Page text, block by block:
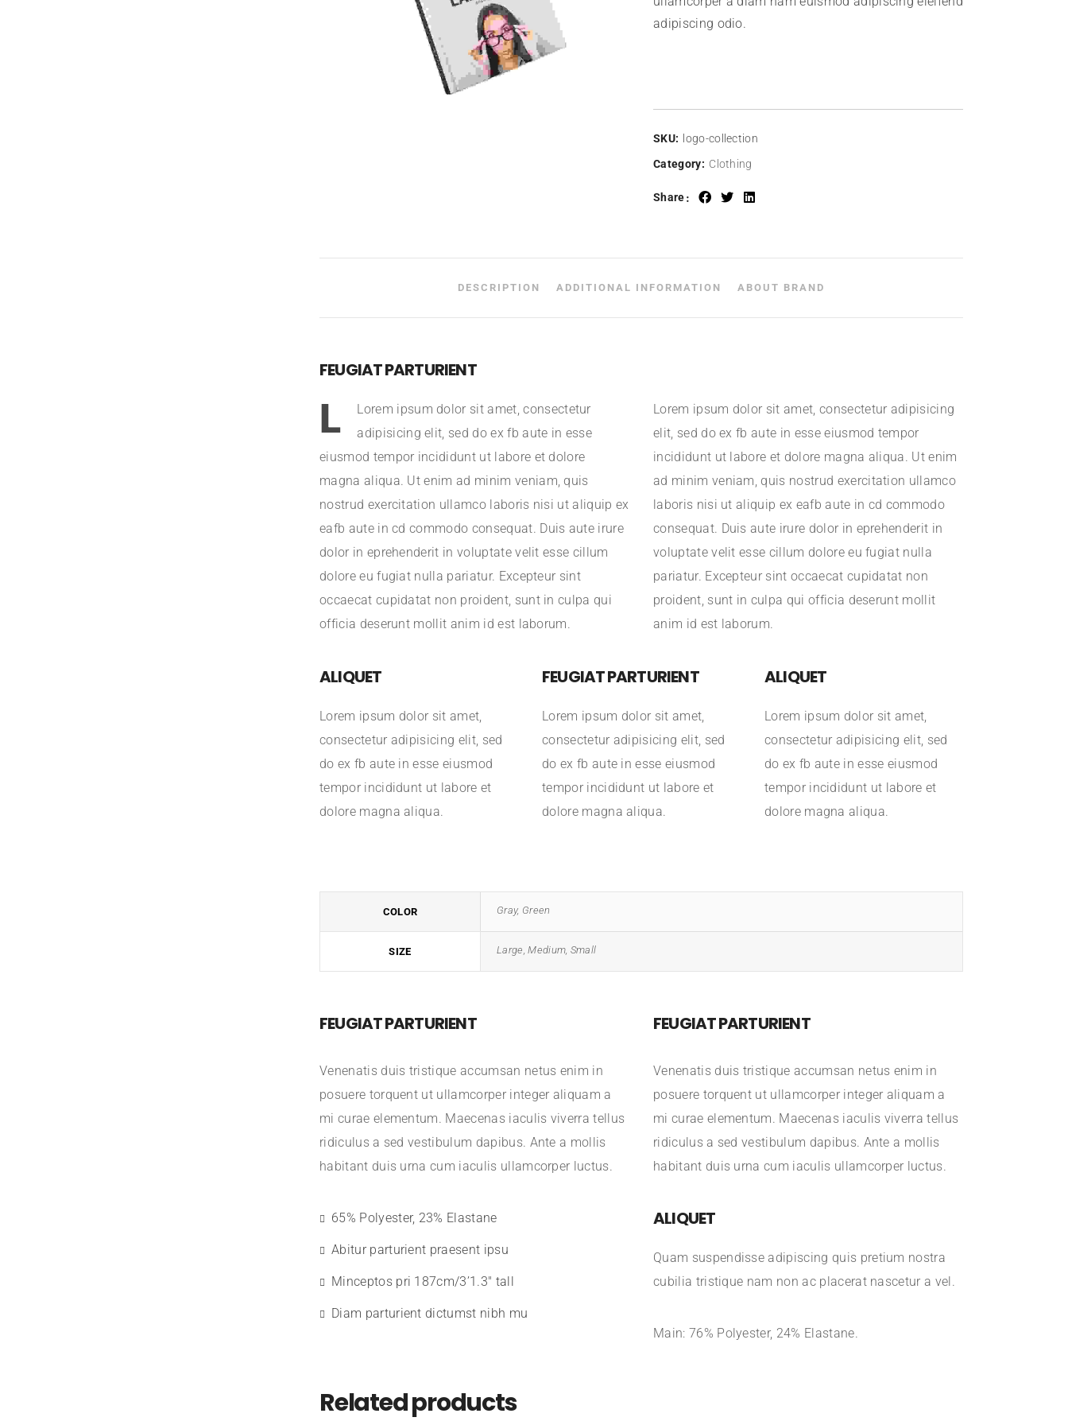
adipiscing odio.
SKU:
logo-collection
Category: Clothing
Share
DESCRIPTION ADDITIONAL INFORMATION ABOUT BRAND
FEUGIAT PARTURIENT
L
Lorem ipsum dolor sit amet, consectetur
adipisicing elit, sed do ex fb aute in esse
eiusmod tempor incididunt ut labore et dolore
magna aliqua. Ut enim ad minim veniam, quis
nostrud exercitation ullamco laboris nisi ut aliquip ex
eafb aute in cd commodo consequat. Duis aute irure
dolor in eprehenderit in voluptate velit esse cillum
dolore eu fugiat nulla pariatur. Excepteur sint
occaecat cupidatat non proident, sunt in culpa qui
officia deserunt mollit anim id est laborum.
Lorem ipsum dolor sit amet, consectetur adipisicing
elit, sed do ex fb aute in esse eiusmod tempor
incididunt ut labore et dolore magna aliqua. Ut enim
ad minim veniam, quis nostrud exercitation ullamco
laboris nisi ut aliquip ex eafb aute in cd commodo
consequat. Duis aute irure dolor in eprehenderit in
voluptate velit esse cillum dolore eu fugiat nulla
pariatur. Excepteur sint occaecat cupidatat non
proident, sunt in culpa qui officia deserunt mollit
anim id est laborum.
ALIQUET
Lorem ipsum dolor sit amet,
consectetur adipisicing elit, sed
do ex fb aute in esse eiusmod
tempor incididunt ut labore et
dolore magna aliqua.
FEUGIAT PARTURIENT
Lorem ipsum dolor sit amet,
consectetur adipisicing elit, sed
do ex fb aute in esse eiusmod
tempor incididunt ut labore et
dolore magna aliqua.
ALIQUET
Lorem ipsum dolor sit amet,
consectetur adipisicing elit, sed
do ex fb aute in esse eiusmod
tempor incididunt ut labore et
dolore magna aliqua.
COLOR Gray, Green
SIZE Large, Medium, Small
FEUGIAT PARTURIENT
Venenatis duis tristique accumsan netus enim in
posuere torquent ut ullamcorper integer aliquam a
mi curae elementum. Maecenas iaculis viverra tellus
ridiculus a sed vestibulum dapibus. Ante a mollis
habitant duis urna cum iaculis ullamcorper luctus.
65% Polyester, 23% Elastane
Abitur parturient praesent ipsu
Minceptos pri 187cm/3’1.3″ tall
Diam parturient dictumst nibh mu
FEUGIAT PARTURIENT
Venenatis duis tristique accumsan netus enim in
posuere torquent ut ullamcorper integer aliquam a
mi curae elementum. Maecenas iaculis viverra tellus
ridiculus a sed vestibulum dapibus. Ante a mollis
habitant duis urna cum iaculis ullamcorper luctus.
ALIQUET
Quam suspendisse adipiscing quis pretium nostra
cubilia tristique nam non ac placerat nascetur a vel.
Main: 76% Polyester, 24% Elastane.
Related products